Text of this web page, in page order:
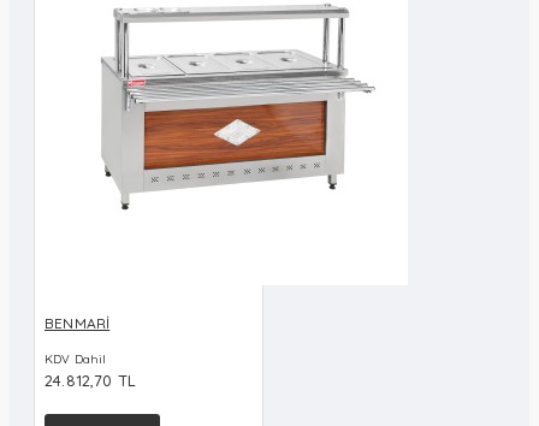
BENMARİ
KDV Dahil
24.812,70 TL